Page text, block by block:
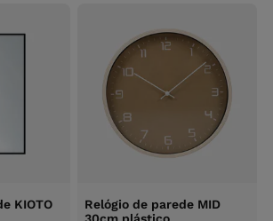
KIOTO
Relógio de parede MID